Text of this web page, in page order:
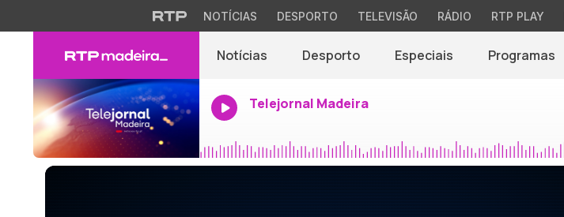
NOTÍCIAS DESPORTO TELEVISÃO RÁDIO RTP PLAY
Notícias Desporto Especiais Programas
Telejornal Madeira